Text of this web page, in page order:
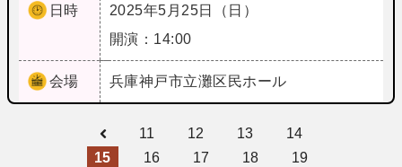
日時
2025年5月25日（日）
開演：14:00
会場 兵庫神戸市立灘区民ホール
11 12 13
14
15
16 17 18
19